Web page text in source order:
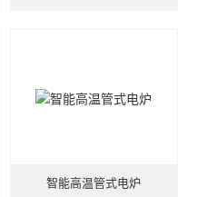
智能高温管式电炉